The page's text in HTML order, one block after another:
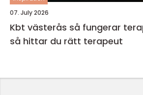
07. July 2026
Kbt västerås så fungerar terapiformen och
så hittar du rätt terapeut